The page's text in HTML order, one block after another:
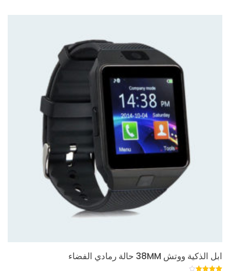
عملاء
ابل الذكية ووتش 38MM حالة رمادي الفضاء